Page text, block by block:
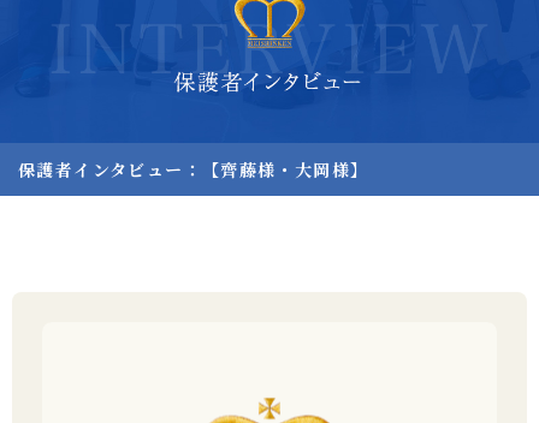
採用情報 保護者ポータル「M-portal」
プライバシーポリシー
財務諸表
保護者インタビュー：【齊藤様・大岡様】